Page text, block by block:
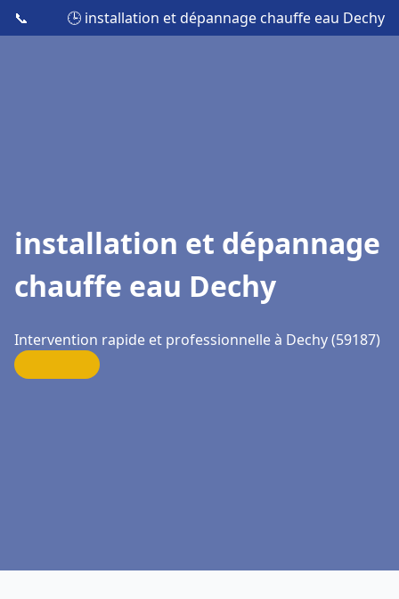
📞 🕒 installation et dépannage chauffe eau Dechy
installation et dépannage
chauffe eau Dechy
Intervention rapide et professionnelle à Dechy (59187)